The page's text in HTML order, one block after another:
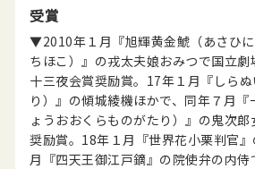
受賞
▼2010年１月『旭輝黄金鯱（あさひ
ちほこ）』の戎太夫娘おみつで国立
十三夜会賞奨励賞。17年１月『しら
り）』の傾城綾機ほかで、同年７月『
ょうおおくらものがたり）』の鬼次
奨励賞。18年１月『世界花小栗判官
月『四天王御江戸鏑』の院使弁の内侍